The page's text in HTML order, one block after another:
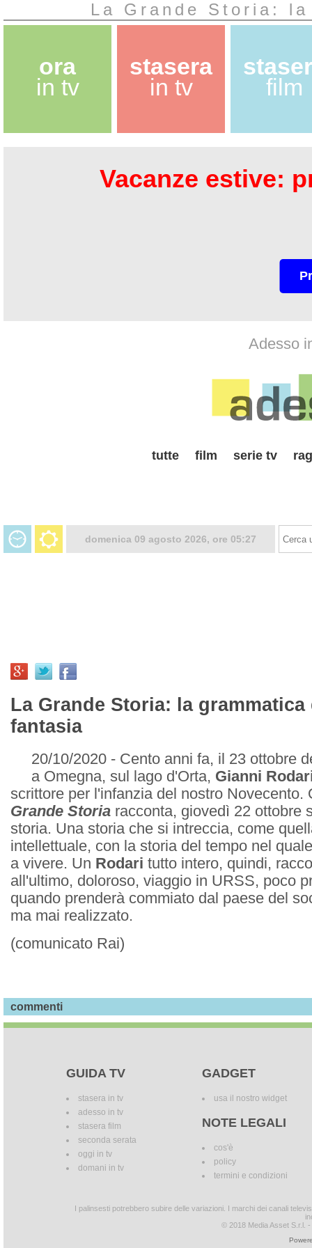
La Grande Storia:
ora
in tv
stasera
in tv
film
Vacanze estive:
Adesso
tutte film serie tv
domenica 09 agosto 2026, ore 05:27
La Grande Storia: la grammatica
fantasia
20/10/2020 - Cento anni fa, il 23 ottobre
a Omegna, sul lago d'Orta, Gianni
scrittore per l'infanzia del nostro Novecento.
Grande Storia racconta, giovedì 22 ottobre
storia. Una storia che si intreccia, come
intellettuale, con la storia del tempo nel
a vivere. Un Rodari tutto intero, quindi,
all'ultimo, doloroso, viaggio in URSS, poco
quando prenderà commiato dal paese del
ma mai realizzato.
(comunicato Rai)
commenti
GUIDA TV
stasera in tv
adesso in tv
stasera film
seconda serata
oggi in tv
domani in tv
GADGET
usa il nostro widget
NOTE LEGALI
cos'è
policy
termini e condizioni
I palinsesti potrebbero subire delle variazioni. I marchi dei canali
© 2018 Media Asset S.r.l.